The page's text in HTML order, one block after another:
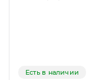
Есть в наличии